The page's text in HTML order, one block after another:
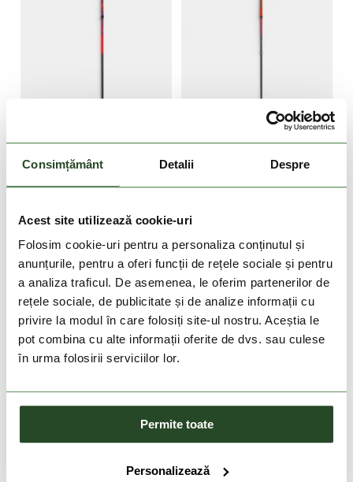
Consimțământ Detalii Despre
Acest site utilizează cookie-uri
Folosim cookie-uri pentru a personaliza conținutul și
anunțurile, pentru a oferi funcții de rețele sociale și pentru
a analiza traficul. De asemenea, le oferim partenerilor de
rețele sociale, de publicitate și de analize informații cu
privire la modul în care folosiți site-ul nostru. Aceștia le
pot combina cu alte informații oferite de dvs. sau culese
în urma folosirii serviciilor lor.
Permite toate
Personalizează
989 Lei
120 125 120
DOAR ONLINE